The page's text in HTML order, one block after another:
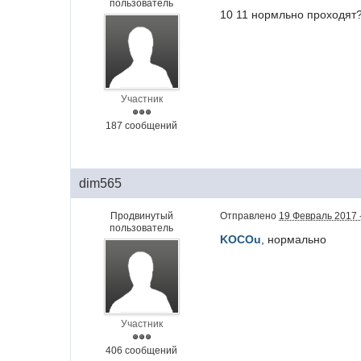
пользователь
Участник
187 сообщений
10 11 нормльно
dim565
Продвинутый
пользователь
Участник
406 сообщений
Отправлено 19 Февраль 2017
KOCOu , нормально